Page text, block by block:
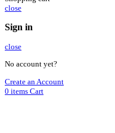
close
Sign in
close
No account yet?
Create an Account
0 items Cart